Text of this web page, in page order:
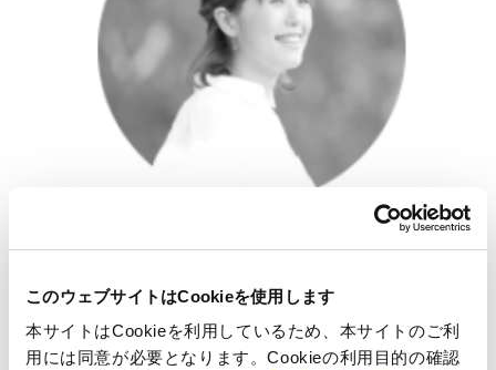
このウェブサイトはCookieを使用します
本サイトはCookieを利用しているため、本サイトのご利
用には同意が必要となります。Cookieの利用目的の確認